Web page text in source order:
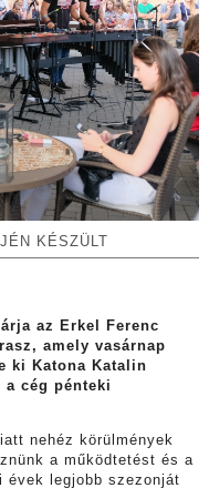
KÉSZÜLT
az Erkel Ferenc
amely vasárnap
ki Katona Katalin
a cég pénteki
nehéz körülmények
a működtetést és a
évek legjobb szezonját